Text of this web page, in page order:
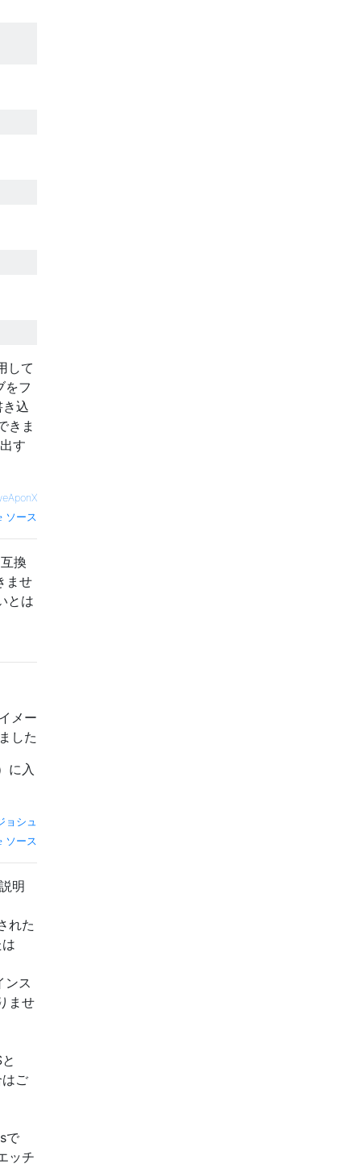
して
をフ
込
きま
す
ソース
換
ませ
とは
メー
した
に入
ョシュ
ソース
明
れた
ンス
ませ
ご
で
ッチ